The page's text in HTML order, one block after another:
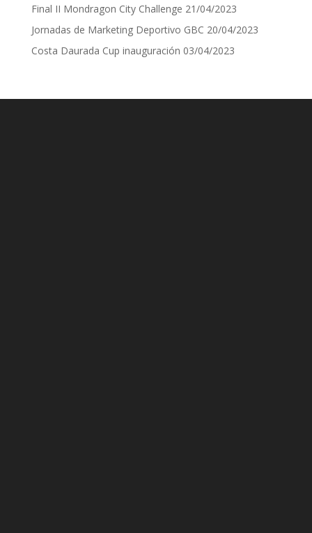
Final II Mondragon City Challenge 21/04/2023
Jornadas de Marketing Deportivo GBC 20/04/2023
Costa Daurada Cup inauguración 03/04/2023